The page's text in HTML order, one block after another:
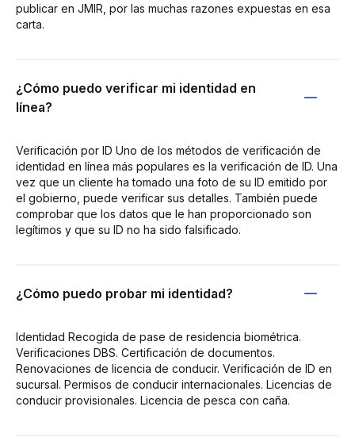
publicar en JMIR, por las muchas razones expuestas en esa
carta.
¿Cómo puedo verificar mi identidad en
línea?
Verificación por ID Uno de los métodos de verificación de
identidad en línea más populares es la verificación de ID. Una
vez que un cliente ha tomado una foto de su ID emitido por
el gobierno, puede verificar sus detalles. También puede
comprobar que los datos que le han proporcionado son
legítimos y que su ID no ha sido falsificado.
¿Cómo puedo probar mi identidad?
Identidad Recogida de pase de residencia biométrica.
Verificaciones DBS. Certificación de documentos.
Renovaciones de licencia de conducir. Verificación de ID en
sucursal. Permisos de conducir internacionales. Licencias de
conducir provisionales. Licencia de pesca con caña.